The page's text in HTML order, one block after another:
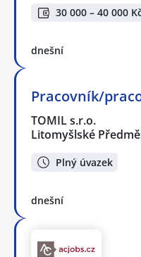
30 000 – 40 000
dnešní
Pracovník/
TOMIL s.r.o.
Litomyšlské
Plný úvazek
dnešní